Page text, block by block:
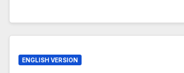
ENGLISH VERSION